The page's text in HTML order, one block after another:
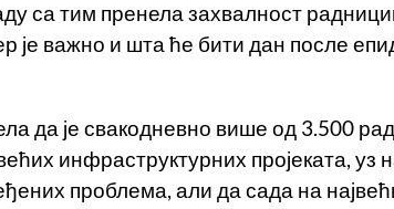
са тим пренела захвалност
је важно и шта ће бити дан после
да је свакодневно више од 3.500
инфраструктурних пројеката, уз
проблема, али да сада на